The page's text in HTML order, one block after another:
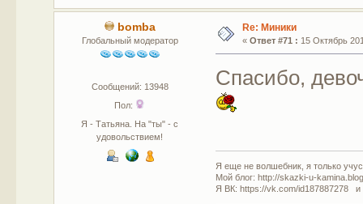
bomba
Глобальный модератор
Сообщений: 13948
Пол:
Я - Татьяна. На "ты" - с
удовольствием!
Re: Миники
« Ответ #71 : 15 Октябрь
Спасибо,
Я еще не волшебник, я только
Мой блог: http://skazki-u-
Я ВК: https://vk.com/id187887278 и